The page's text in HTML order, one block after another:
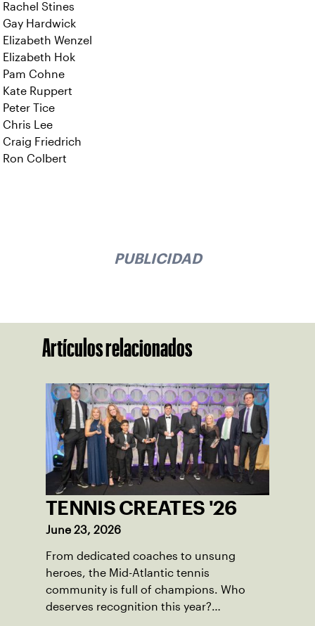
Rachel Stines
Gay Hardwick
Elizabeth Wenzel
Elizabeth Hok
Pam Cohne
Kate Ruppert
Peter Tice
Chris Lee
Craig Friedrich
Ron Colbert
PUBLICIDAD
Artículos relacionados
TENNIS CREATES '26
June 23, 2026
From dedicated coaches to unsung
heroes, the Mid-Atlantic tennis
community is full of champions. Who
deserves recognition this year?